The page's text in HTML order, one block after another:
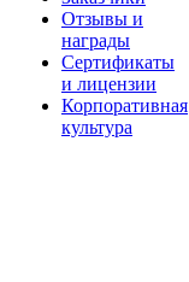
Отзывы и
награды
Сертификаты
и лицензии
Корпоративная
культура